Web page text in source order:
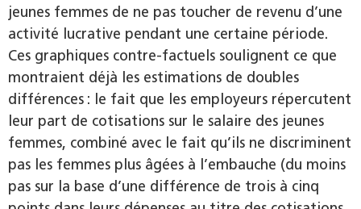
jeunes femmes de ne pas toucher de revenu d’une
activité lucrative pendant une certaine période.
Ces graphiques contre-factuels soulignent ce que
montraient déjà les estimations de doubles
différences : le fait que les employeurs répercutent
leur part de cotisations sur le salaire des jeunes
femmes, combiné avec le fait qu’ils ne discriminent
pas les femmes plus âgées à l’embauche (du moins
pas sur la base d’une différence de trois à cinq